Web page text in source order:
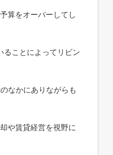
算をオーバーしてし
ることによってリビン
なかにありながらも
や賃貸経営を視野に